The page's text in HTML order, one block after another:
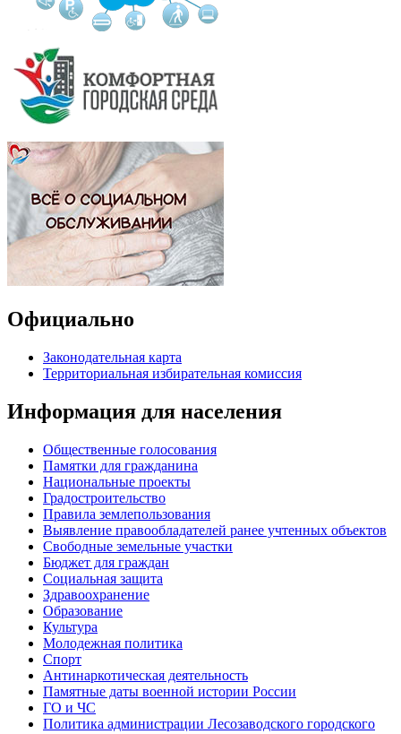
Официально
Законодательная карта
Территориальная избирательная комиссия
Информация для населения
Общественные голосования
Памятки для гражданина
Национальные проекты
Градостроительство
Правила землепользования
Выявление правообладателей ранее учтенных объектов
Свободные земельные участки
Бюджет для граждан
Социальная защита
Здравоохранение
Образование
Культура
Молодежная политика
Спорт
Антинаркотическая деятельность
Памятные даты военной истории России
ГО и ЧС
Политика администрации Лесозаводского городского